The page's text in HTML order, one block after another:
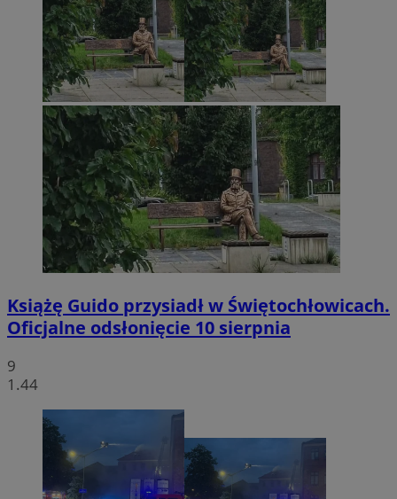
Książę Guido przysiadł w Świętochłowicach.
Oficjalne odsłonięcie 10 sierpnia
9
1.44